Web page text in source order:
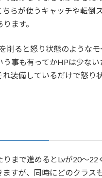
ちらが使うキャッチや転倒
ます。
削ると怒り状態のような
う事も有ってかHPは少な
れ装備しているだけで怒
りまで進めるとLvが20～
ますが、同時にどのクラス